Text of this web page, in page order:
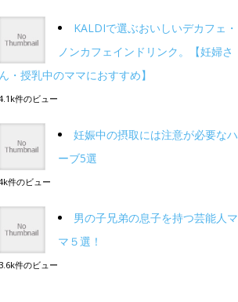
KALDIで選ぶおいしいデカフェ・
ノンカフェインドリンク。【妊婦さ
ん・授乳中のママにおすすめ】
件のビュー
妊娠中の摂取には注意が必要なハ
ーブ5選
件のビュー
男の子兄弟の息子を持つ芸能人マ
マ５選！
3.6k件のビュー